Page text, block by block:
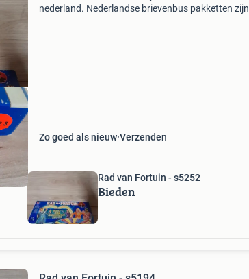
nederland. Nederlandse brievenbus pakketten zijn
Zo goed als nieuw Verzenden
Rad van Fortuin - s5252
Bieden